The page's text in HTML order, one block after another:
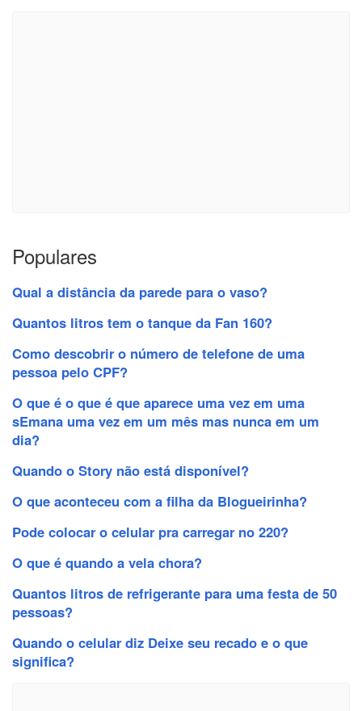
Populares
Qual a distância da parede para o vaso?
Quantos litros tem o tanque da Fan 160?
Como descobrir o número de telefone de uma
pessoa pelo CPF?
O que é o que é que aparece uma vez em uma
sEmana uma vez em um mês mas nunca em um
dia?
Quando o Story não está disponível?
O que aconteceu com a filha da Blogueirinha?
Pode colocar o celular pra carregar no 220?
O que é quando a vela chora?
Quantos litros de refrigerante para uma festa de 50
pessoas?
Quando o celular diz Deixe seu recado e o que
significa?